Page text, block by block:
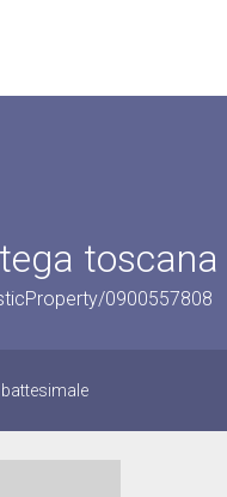
toscana
0900557808